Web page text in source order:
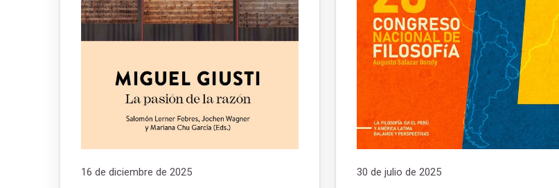
16 de diciembre de 2025 30 de julio de 2025